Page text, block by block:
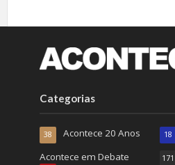
Categorias
Acontece 20 Anos
38
Acontece em Debate
18
171